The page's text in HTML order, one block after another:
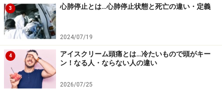
として冷えやすい状態となります。冷えやすい状態で血
流が変化すると、消化器系の血流も変化します。生理的
な変化ですが血流の変化は、腹痛や下痢などを起こす機
能性胃腸症に近い状態を引き起こす可能性があります。
同様に、冷たい食べ物、かき氷などを食べても
腸症
に似た状態が起きる可能性があります。
3 心肺停止とは…心肺停止状態と死亡の違い・定義
2024/07/19
4
アイスクリーム頭痛とは…冷たいもので頭がキー
ン！なる人・ならない人の違い
2026/07/25